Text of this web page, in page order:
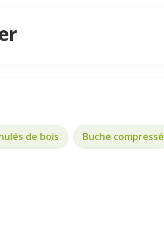
de bois Buche compressé